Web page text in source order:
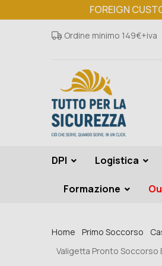
FOREIGN
Ordine minimo 149€+iva
DPI Logistica
Formazione
Home Primo Soccorso
Valigetta Pronto Soccorso